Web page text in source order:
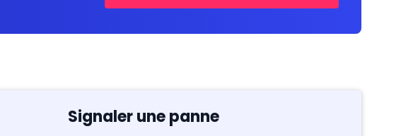
Signaler une panne